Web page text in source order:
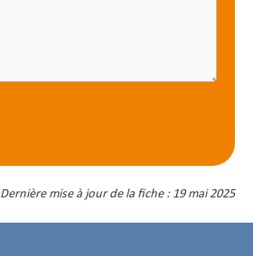
Dernière mise à jour de la fiche : 19 mai 2025